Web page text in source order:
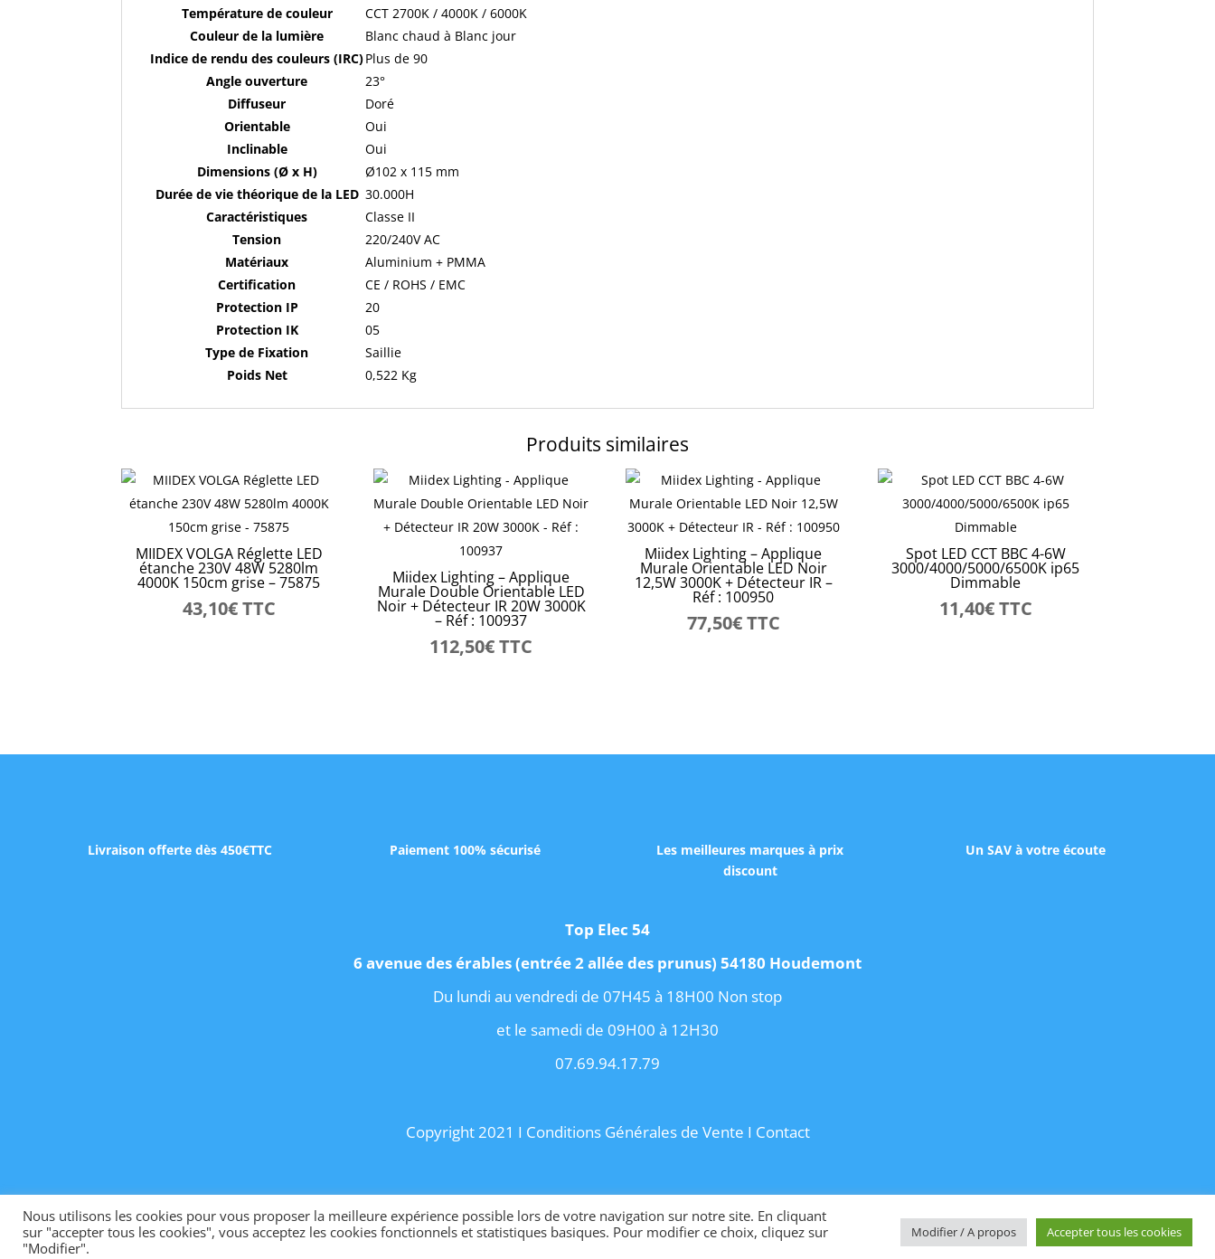
Température de couleur
CCT 2700K / 4000K / 6000K
Couleur de la lumière
Blanc chaud à Blanc jour
Indice de rendu des couleurs (IRC)Plus de 90
Angle ouverture
23°
Diffuseur
Doré
Orientable
Oui
Inclinable
Oui
Dimensions (Ø x H)
Ø102 x 115 mm
Durée de vie théorique de la LED 30.000H
Caractéristiques
Classe II
Tension
220/240V AC
Matériaux
Aluminium + PMMA
Certification
CE / ROHS / EMC
Protection IP
20
Protection IK
05
Type de Fixation
Saillie
Poids Net
0,522 Kg
Produits similaires
MIIDEX VOLGA Réglette LED
étanche 230V 48W 5280lm
4000K 150cm grise – 75875
43,10€TTC
Miidex Lighting – Applique
Murale Double Orientable LED
Noir + Détecteur IR 20W 3000K
– Réf : 100937
112,50€ TTC
Miidex Lighting – Applique
Murale Orientable LED Noir
12,5W 3000K + Détecteur IR –
Réf : 100950
77,50€TTC
Spot LED CCT BBC 4-6W
3000/4000/5000/6500K ip65
Dimmable
11,40€TTC
Livraison offerte dès 450€TTC Paiement 100% sécurisé
Les meilleures marques à prix
discount
Un SAV à votre écoute
Top Elec 54
6 avenue des érables (entrée 2 allée des prunus) 54180 Houdemont
Du lundi au vendredi de 07H45 à 18H00 Non stop
et le samedi de 09H00 à 12H30
07.69.94.17.79
Copyright 2021 I Conditions Générales de Vente I Contact
Nous utilisons les cookies pour vous proposer la meilleure expérience possible lors de votre navigation sur notre site. En cliquant
sur "accepter tous les cookies", vous acceptez les cookies fonctionnels et statistiques basiques. Pour modifier ce choix, cliquez sur
"Modifier".
Modifier / A propos Accepter tous les cookies